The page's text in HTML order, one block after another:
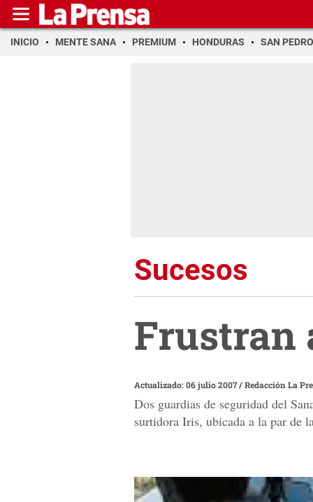
INICIO MENTE SANA PREMIUM HONDURAS SAN PEDRO
Sucesos
Frustran
Actualizado: 06 julio 2007/Redacción La
Dos guardias de seguridad del
surtidora Iris, ubicada a la par de